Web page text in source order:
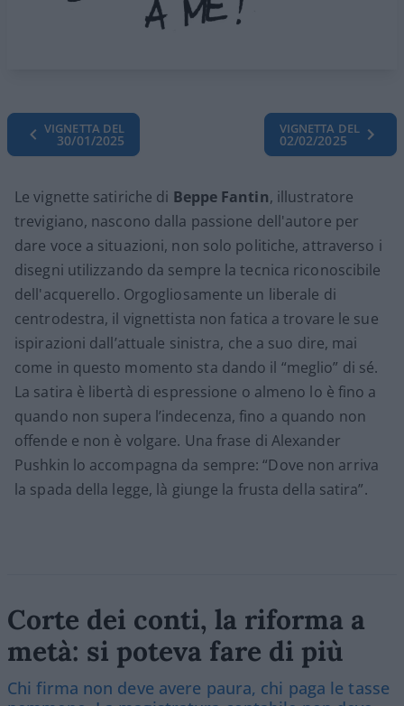
VIGNETTA DEL
30/01/2025
VIGNETTA DEL
02/02/2025
Le vignette satiriche di Beppe Fantin, illustratore
trevigiano, nascono dalla passione dell'autore per
dare voce a situazioni, non solo politiche, attraverso i
disegni utilizzando da sempre la tecnica riconoscibile
dell'acquerello. Orgogliosamente un liberale di
centrodestra, il vignettista non fatica a trovare le sue
ispirazioni dall’attuale sinistra, che a suo dire, mai
come in questo momento sta dando il “meglio” di sé.
La satira è libertà di espressione o almeno lo è fino a
quando non supera l’indecenza, fino a quando non
offende e non è volgare. Una frase di Alexander
Pushkin lo accompagna da sempre: “Dove non arriva
la spada della legge, là giunge la frusta della satira”.
Corte dei conti, la riforma a
metà: si poteva fare di più
Chi firma non deve avere paura, chi paga le tasse